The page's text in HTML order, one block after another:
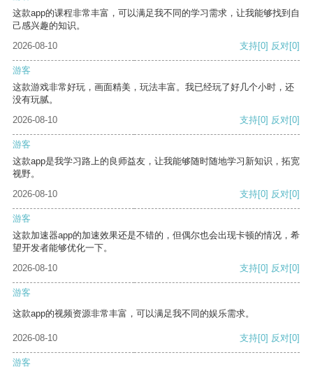
这款app的课程非常丰富，可以满足我不同的学习需求，让我能够找到自
己感兴趣的知识。
2026-08-10
支持[0] 反对[0]
游客
这款游戏非常好玩，画面精美，玩法丰富。我已经玩了好几个小时，还
没有玩腻。
2026-08-10
支持[0] 反对[0]
游客
这款app是我学习路上的良师益友，让我能够随时随地学习新知识，拓宽
视野。
2026-08-10
支持[0] 反对[0]
游客
这款加速器app的加速效果还是不错的，但偶尔也会出现卡顿的情况，希
望开发者能够优化一下。
2026-08-10
支持[0] 反对[0]
游客
这款app的视频资源非常丰富，可以满足我不同的娱乐需求。
2026-08-10 支持[0] 反对[0]
游客